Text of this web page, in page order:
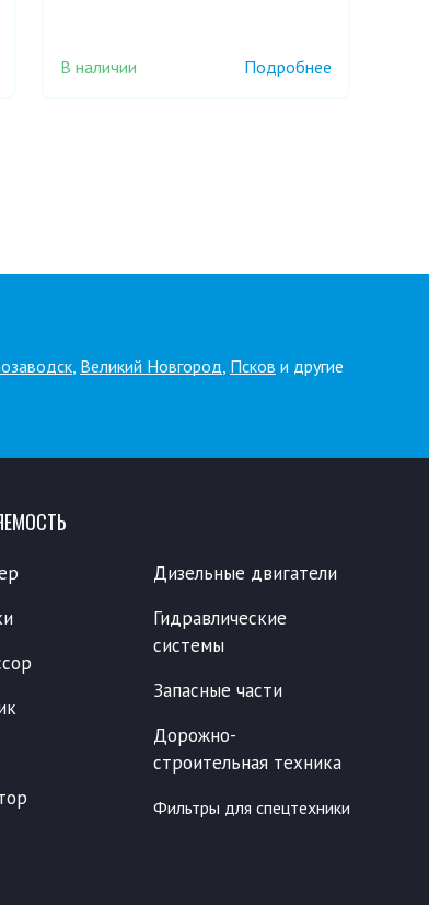
В наличии Подробнее
, Великий Новгород, Псков и другие
Дизельные двигатели
Гидравлические
системы
Запасные части
Дорожно-
строительная техника
Фильтры для спецтехники